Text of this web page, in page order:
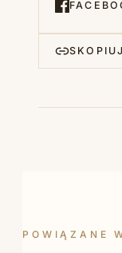
POWIĄZANE